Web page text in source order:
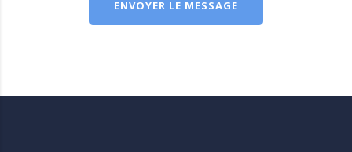
ENVOYER LE MESSAGE